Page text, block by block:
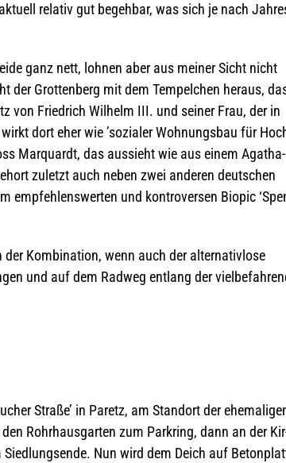
rela­tiv gut begeh­bar, was sich je nach
ganz nett, loh­nen aber aus mei­ner Sicht nicht
der Grot­ten­berg mit dem Tem­pel­chen her­aus,
von Fried­rich Wil­helm III. und sei­ner Frau, der in
dort eher wie ’sozia­ler Woh­nungs­bau für
Mar­quardt, das aus­sieht wie aus einem Aga­tha-
zuletzt auch neben zwei ande­ren deut­schen
emp­feh­lens­wer­ten und kon­tro­ver­sen Bio­pic
Kom­bi­na­tion, wenn auch der alter­na­tiv­lose
und auf dem Rad­weg ent­lang der
Straße’ in Paretz, am Stand­ort der
Rohr­haus­gar­ten zum Park­ring, dann an der
Nun wird dem Deich auf